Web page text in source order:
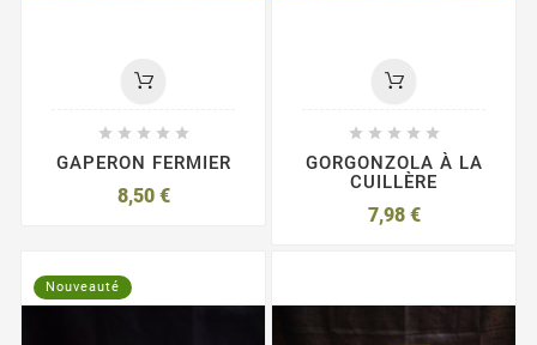
    
GAPERON FERMIER
8,50 €
    
GORGONZOLA À LA
CUILLÈRE
7,98 €
Nouveauté